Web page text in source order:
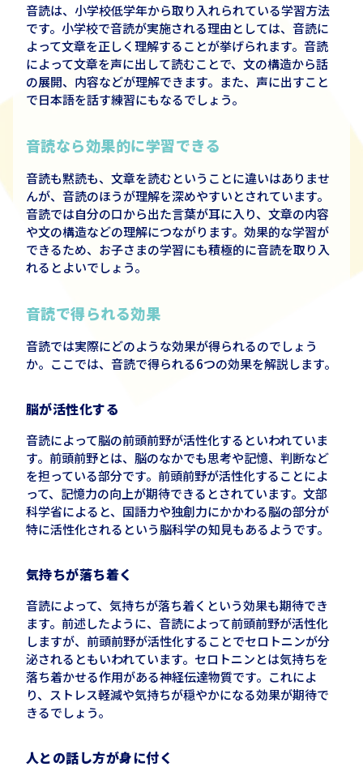
音読は、小学校低学年から取り入れられている学習方法
です。小学校で音読が実施される理由としては、音読に
よって文章を正しく理解することが挙げられます。音読
によって文章を声に出して読むことで、文の構造から話
の展開、内容などが理解できます。また、声に出すこと
で日本語を話す練習にもなるでしょう。
音読なら効果的に学習できる
音読も黙読も、文章を読むということに違いはありませ
んが、音読のほうが理解を深めやすいとされています。
音読では自分の口から出た言葉が耳に入り、文章の内容
や文の構造などの理解につながります。効果的な学習が
できるため、お子さまの学習にも積極的に音読を取り入
れるとよいでしょう。
音読で得られる効果
音読では実際にどのような効果が得られるのでしょう
か。ここでは、音読で得られる6つの効果を解説します。
脳が活性化する
音読によって脳の前頭前野が活性化するといわれていま
す。前頭前野とは、脳のなかでも思考や記憶、判断など
を担っている部分です。前頭前野が活性化することによ
って、記憶力の向上が期待できるとされています。文部
科学省によると、国語力や独創力にかかわる脳の部分が
特に活性化されるという脳科学の知見もあるようです。
気持ちが落ち着く
音読によって、気持ちが落ち着くという効果も期待でき
ます。前述したように、音読によって前頭前野が活性化
しますが、前頭前野が活性化することでセロトニンが分
泌されるともいわれています。セロトニンとは気持ちを
落ち着かせる作用がある神経伝達物質です。これによ
り、ストレス軽減や気持ちが穏やかになる効果が期待で
きるでしょう。
人との話し方が身に付く